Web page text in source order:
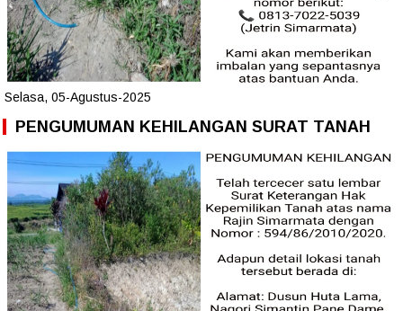
Selasa, 05-Agustus-2025
PENGUMUMAN KEHILANGAN SURAT TANAH